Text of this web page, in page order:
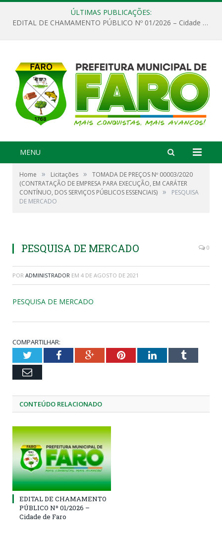
ÚLTIMAS PUBLICAÇÕES:
EDITAL DE CHAMAMENTO PÚBLICO Nº 01/2026 – Cidade de Faro
MENU
Home » Licitações »
TOMADA DE PREÇOS Nº 00003/2020
(CONTRATAÇÃO DE EMPRESA PARA EXECUÇÃO, EM CARÁTER
CONTÍNUO, DOS SERVIÇOS PÚBLICOS ESSENCIAIS) »
PESQUISA
DE MERCADO
PESQUISA DE MERCADO 0
POR ADMINISTRADOR EM 4 DE AGOSTO DE 2021
PESQUISA DE MERCADO
COMPARTILHAR:
TwitterFacebookGoogle+PinterestLinkedInTumblr
Email
CONTEÚDO RELACIONADO
EDITAL DE CHAMAMENTO
PÚBLICO Nº 01/2026 –
Cidade de Faro